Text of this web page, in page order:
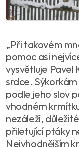
„Při takovém
pomoc asi
vysvětluje Pavel
srdce.
podle jeho slov
vhodném
nezáleží,
přiletující ptáky
Nejvhodnějším